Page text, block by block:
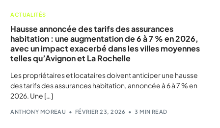
ACTUALITÉS
Hausse annoncée des tarifs des assurances
habitation : une augmentation de 6 à 7 % en 2026,
avec un impact exacerbé dans les villes moyennes
telles qu’Avignon et La Rochelle
Les propriétaires et locataires doivent anticiper une hausse
des tarifs des assurances habitation, annoncée à 6 à 7 % en
2026. Une […]
ANTHONY MOREAU FÉVRIER 23, 2026 3 MIN READ